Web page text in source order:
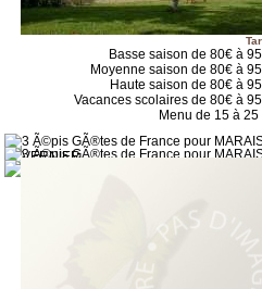
Basse saison de 80€ à
Moyenne saison de 80€ à
Haute saison de 80€ à
Vacances scolaires de 80€ à
Menu de 15 à 25